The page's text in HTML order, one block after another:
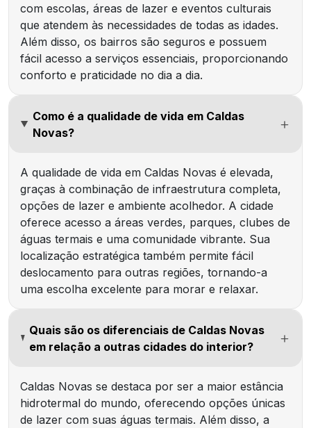
com escolas, áreas de lazer e eventos culturais
que atendem às necessidades de todas as idades.
Além disso, os bairros são seguros e possuem
fácil acesso a serviços essenciais, proporcionando
conforto e praticidade no dia a dia.
Como é a qualidade de vida em Caldas
Novas?
A qualidade de vida em Caldas Novas é elevada,
graças à combinação de infraestrutura completa,
opções de lazer e ambiente acolhedor. A cidade
oferece acesso a áreas verdes, parques, clubes de
águas termais e uma comunidade vibrante. Sua
localização estratégica também permite fácil
deslocamento para outras regiões, tornando-a
uma escolha excelente para morar e relaxar.
Quais são os diferenciais de Caldas Novas
em relação a outras cidades do interior?
Caldas Novas se destaca por ser a maior estância
hidrotermal do mundo, oferecendo opções únicas
de lazer com suas águas termais. Além disso, a